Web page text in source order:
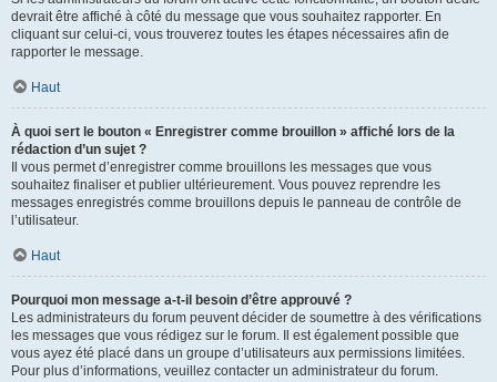
devrait être affiché à côté du message que vous souhaitez rapporter. En
cliquant sur celui-ci, vous trouverez toutes les étapes nécessaires afin de
rapporter le message.
Haut
À quoi sert le bouton « Enregistrer comme brouillon » affiché lors de la
rédaction d’un sujet ?
Il vous permet d’enregistrer comme brouillons les messages que vous
souhaitez finaliser et publier ultérieurement. Vous pouvez reprendre les
messages enregistrés comme brouillons depuis le panneau de contrôle de
l’utilisateur.
Haut
Pourquoi mon message a-t-il besoin d’être approuvé ?
Les administrateurs du forum peuvent décider de soumettre à des vérifications
les messages que vous rédigez sur le forum. Il est également possible que
vous ayez été placé dans un groupe d’utilisateurs aux permissions limitées.
Pour plus d’informations, veuillez contacter un administrateur du forum.